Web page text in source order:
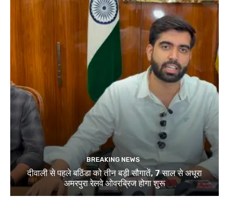
BREAKING NEWS
दीवाली से पहले बठिंडा को तीन बड़ी सौगातें, 7 साल से अधूरा
अमरपुरा रेलवे ओवरब्रिज होगा शुरू